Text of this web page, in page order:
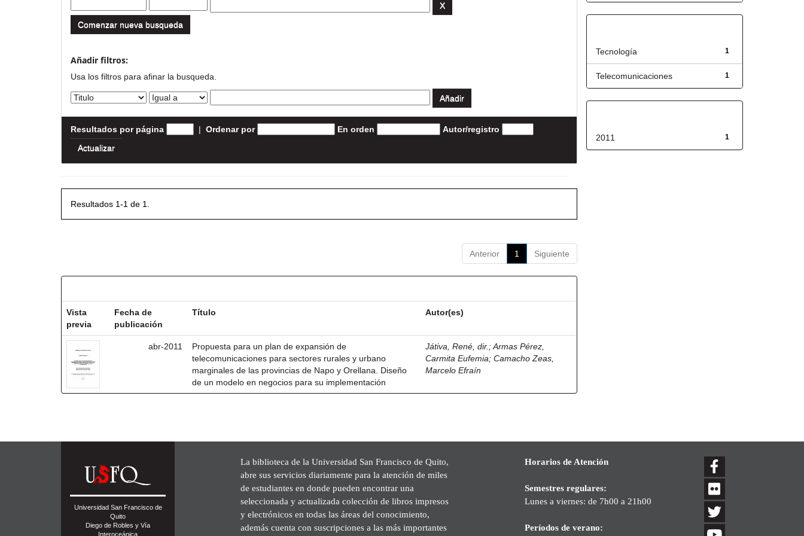
Comenzar nueva busqueda
Añadir filtros:
Usa los filtros para afinar la busqueda.
Resultados por página | Ordenar por En orden Autor/registro
Resultados 1-1 de 1.
Anterior 1 Siguiente
Vista
previa
Fecha de
publicación
Título Autor(es)
abr-2011
Propuesta para un plan de expansión de
telecomunicaciones para sectores rurales y urbano
marginales de las provincias de Napo y Orellana. Diseño
de un modelo en negocios para su implementación
Játiva, René, dir. ;Armas Pérez,
Carmita Eufemia;Camacho Zeas,
Marcelo Efraín
1
Tecnología
1
Telecomunicaciones
1
2011
Universidad San Francisco de
Quito
Diego de Robles y Vía
Interoceánica
La biblioteca de la Universidad San Francisco de Quito,
abre sus servicios diariamente para la atención de miles
de estudiantes en donde pueden encontrar una
seleccionada y actualizada colección de libros impresos
y electrónicos en todas las áreas del conocimiento,
además cuenta con suscripciones a las más importantes
Horarios de Atención
Semestres regulares:
Lunes a viernes: de 7h00 a 21h00
Períodos de verano: